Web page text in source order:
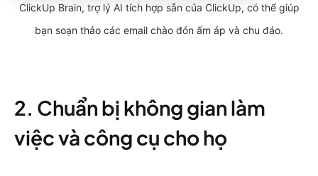
ClickUp Brain, trợ lý AI tích hợp sẵn của ClickUp, có thể giúp
bạn soạn thảo các email chào đón ấm áp và chu đáo.
2. Chuẩn bị không gian làm
việc và công cụ cho họ